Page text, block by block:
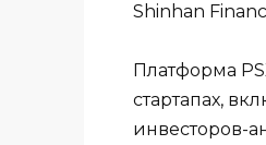
Shinhan
Платформа
стартапах,
инвесторов-